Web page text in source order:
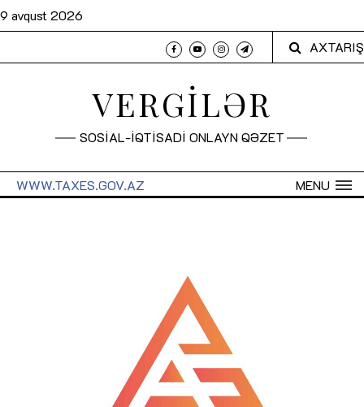
9 avqust 2026
AXTARIŞ
VERGİLƏR
SOSİAL-İQTİSADİ ONLAYN QƏZET
MENU
WWW.TAXES.GOV.AZ